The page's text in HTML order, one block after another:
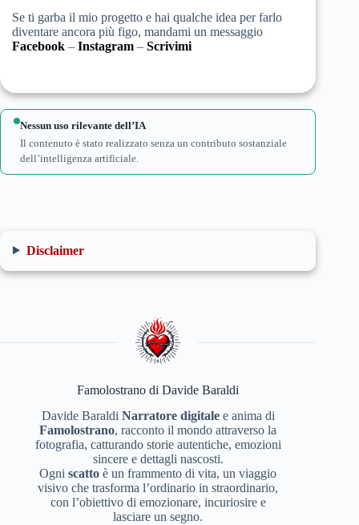
Se ti garba il mio progetto e hai qualche idea per farlo
diventare ancora più figo, mandami un messaggio
Facebook – Instagram – Scrivimi
Nessun uso rilevante dell’IA
Il contenuto è stato realizzato senza un contributo sostanziale
dell’intelligenza artificiale.
Disclaimer
Famolostrano di Davide Baraldi
Davide Baraldi Narratore digitalee anima di
Famolostrano, racconto il mondo attraverso la
fotografia, catturando storie autentiche, emozioni
sincere e dettagli nascosti.
Ogniscatto è un frammento di vita, un viaggio
visivo che trasforma l’ordinario in straordinario,
con l’obiettivo di emozionare, incuriosire e
lasciare un segno.